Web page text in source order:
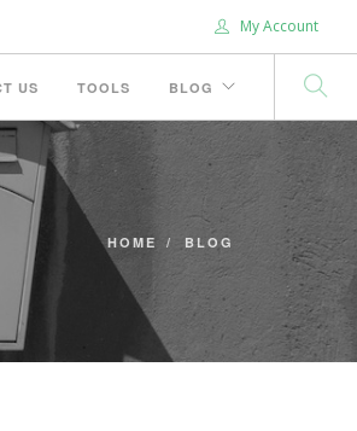
My Account
US TOOLS BLOG
HOME BLOG